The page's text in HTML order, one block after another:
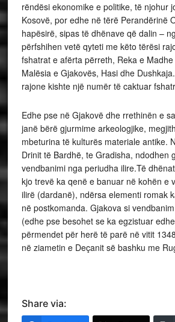
rëndësi ekonomike e politike, të njohur
Kosovë, por edhe në tërë Perandërinë
hapësirë, sipas të dhënave që dalin –
përfshihen vetë qyteti me këto tërësi
fshatrat e afërta përreth, Reka e
Malësia e Gjakovës, Hasi dhe
rajone kishte një numër të caktuar
Edhe pse në Gjakovë dhe rrethinën e
janë bërë gjurmime arkeologjike,
mbeturina të kulturës materiale antike.
Drinit të Bardhë, te Gradisha, ndodhen
vendbanimi nga periudha ilire.Të
kjo trevë ka qenë e banuar në kohën e
ilirë (dardanë), ndërsa elementi romak
në postkomanda. Gjakova si
(edhe pse besohet se ka egzistuar
përmendet për herë të parë në vitit
në ziametin e Deçanit së bashku me
Share via: